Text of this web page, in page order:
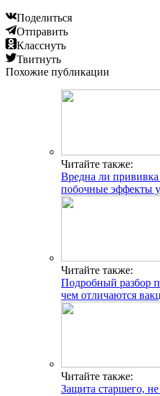
Поделиться
Отправить
Класснуть
Твитнуть
Похожие публикации
Читайте также:
Вредна ли
побочные эффекты
Читайте также:
Подробный разбор
чем отличаются
Читайте также:
Защита старшего,